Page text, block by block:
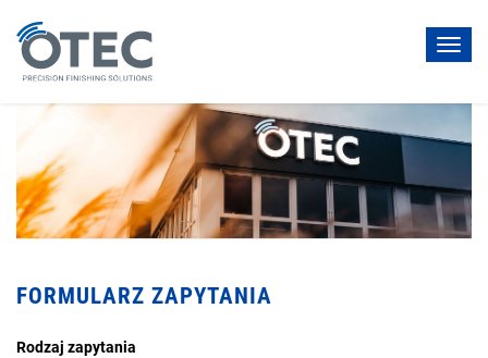
FORMULARZ ZAPYTANIA
Rodzaj zapytania